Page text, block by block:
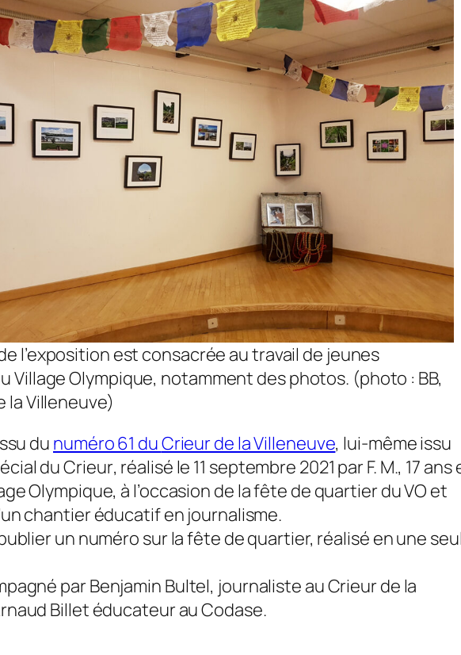
l’exposition est consacrée au travail de jeunes
Village Olympique, notamment des photos. (photo : BB,
la Villeneuve)
dunuméro 61 duCrieur de la Villeneuve, lui-même issu
duCrieur, réalisé le 11 septembre 2021 par F. M., 17 ans
Olympique, à l’occasion de la fête de quartier du VO et
chantier éducatif en journalisme.
un numéro sur la fête de quartier, réalisé en une
par Benjamin Bultel, journaliste auCrieur de la
Billet éducateur au Codase.